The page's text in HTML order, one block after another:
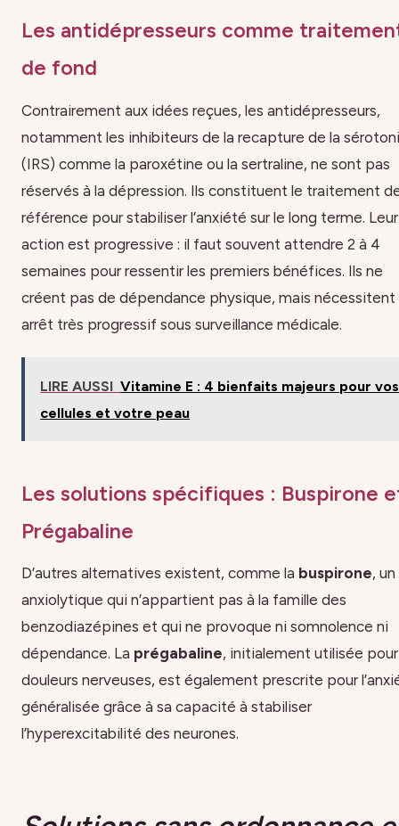
Les antidépresseurs comme
de fond
Contrairement aux idées reçues, les antidépresseurs,
notamment les inhibiteurs de la recapture de la
(IRS) comme la paroxétine ou la sertraline, ne sont pas
réservés à la dépression. Ils constituent le traitement
référence pour stabiliser l’anxiété sur le long terme. Leur
action est progressive : il faut souvent attendre 2 à 4
semaines pour ressentir les premiers bénéfices. Ils ne
créent pas de dépendance physique, mais nécessitent
arrêt très progressif sous surveillance médicale.
LIRE AUSSI Vitamine E : 4 bienfaits majeurs pour vos
cellules et votre peau
Les solutions spécifiques : Buspirone
Prégabaline
D’autres alternatives existent, comme la buspirone, un
anxiolytique qui n’appartient pas à la famille des
benzodiazépines et qui ne provoque ni somnolence ni
dépendance. La prégabaline, initialement utilisée
douleurs nerveuses, est également prescrite pour
généralisée grâce à sa capacité à stabiliser
l’hyperexcitabilité des neurones.